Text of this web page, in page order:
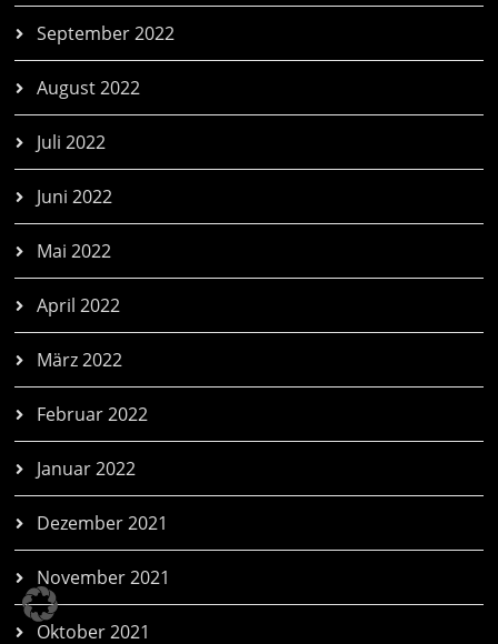
September 2022
August 2022
Juli 2022
Juni 2022
Mai 2022
April 2022
März 2022
Februar 2022
Januar 2022
Dezember 2021
November 2021
Oktober 2021